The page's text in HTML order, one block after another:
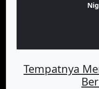
Tempatnya